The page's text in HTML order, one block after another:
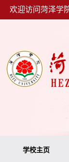
欢迎访问菏泽学
学校主页